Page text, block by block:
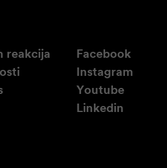
reakcija
Facebook
Instagram
Youtube
Linkedin